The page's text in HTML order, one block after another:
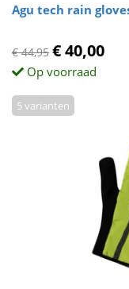
Agu tech rain
€ 44,95 € 40,00
Op voorraad
5 varianten